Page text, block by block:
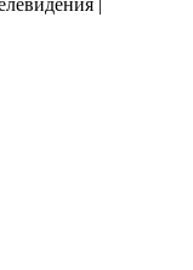
|